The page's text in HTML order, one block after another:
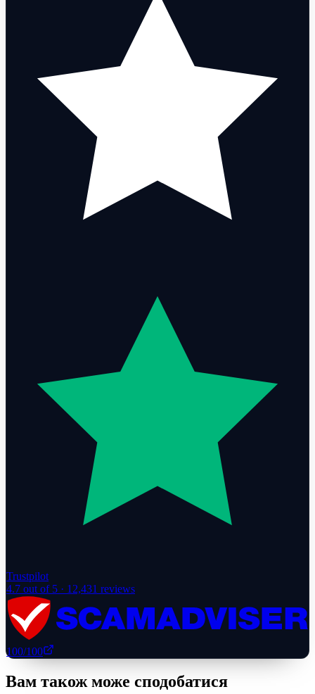
Trustpilot
4.7 out of 5 · 12,431 reviews
100/100
Вам також може сподобатися